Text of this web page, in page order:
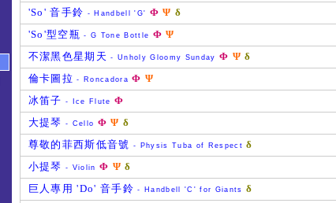
'So' 音手鈴 - Handbell 'G' Φ Ψ δ
'So'型空瓶 - G Tone Bottle Φ Ψ
不潔黑色星期天 - Unholy Gloomy Sunday Φ Ψ δ
倫卡圖拉 - Roncadora Φ Ψ
冰笛子 - Ice Flute Φ
大提琴
- Cello Φ Ψ δ
尊敬的菲西斯低音號 - Physis Tuba of Respect δ
小提琴
- Violin Φ Ψ δ
巨人專用 'Do' 音手鈴 - Handbell 'C' for Giants δ